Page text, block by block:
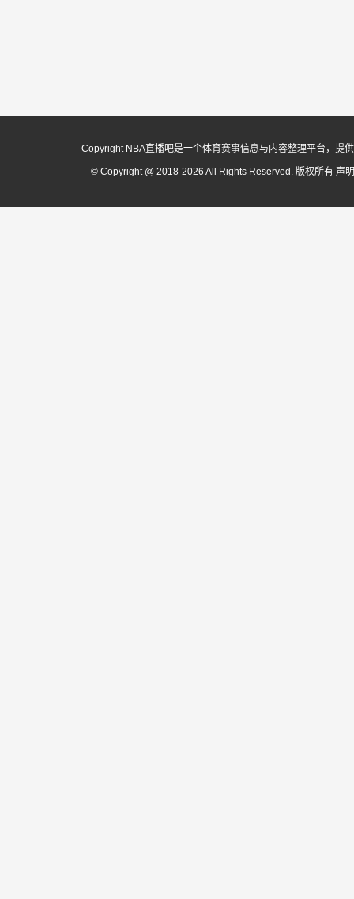
Copyright NBA直播吧是一个体育赛事信息与内容整理平台，提
© Copyright @ 2018-2026 All Rights Reserved. 版权所有 声